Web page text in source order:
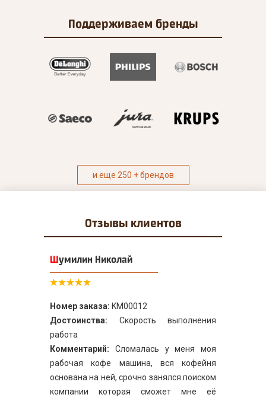
Поддерживаем бренды
и еще 250 + брендов
Отзывы клиентов
Шумилин Николай
Номер заказа: KM00012
Достоинства: Скорость выполнения
работа
Комментарий: Сломалась у меня моя
рабочая кофе машина, вся кофейня
основана на ней, срочно занялся поиском
компании которая сможет мне её